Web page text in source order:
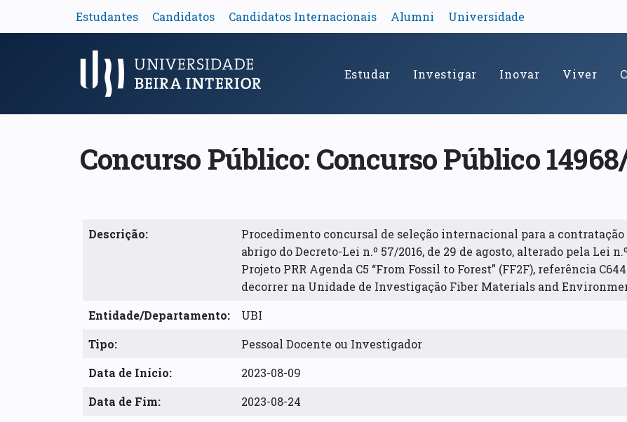
Estudantes Candidatos Candidatos Internacionais Alumni Universidade
Menu Principal Estudar Investigar Inovar Viver
Concurso Público: Concurso Público
Descrição:
Procedimento concursal de seleção internacional para a contratação
abrigo do Decreto-Lei n.º 57/2016, de 29 de agosto, alterado pela Lei
Projeto PRR Agenda C5 “From Fossil to Forest” (FF2F), referência
decorrer na Unidade de Investigação Fiber Materials and
Entidade/Departamento:
UBI
Tipo:
Pessoal Docente ou Investigador
Data de Início:
2023-08-09
Data de Fim:
2023-08-24